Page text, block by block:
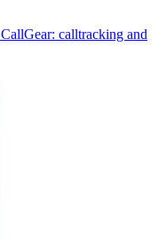
CallGear: calltracking and